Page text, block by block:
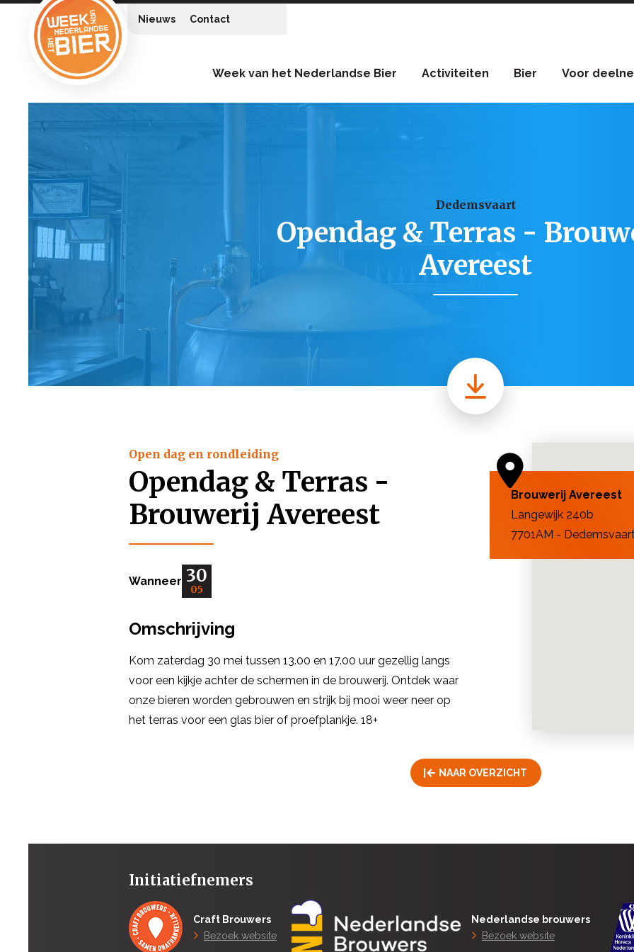
Week van het Nederlandse Bier Activiteiten Bier Voor
Nieuws Contact
Dedemsvaart
Opendag & Terras -
Avereest
Open dag en rondleiding
Opendag & Terras -
Brouwerij Avereest
Wanneer 30
05
Omschrijving
Kom zaterdag 30 mei tussen 13.00 en 17.00 uur gezellig langs
voor een kijkje achter de schermen in de brouwerij. Ontdek waar
onze bieren worden gebrouwen en strijk bij mooi weer neer op
het terras voor een glas bier of proefplankje. 18+
Brouwerij Avereest
Langewijk 240b
7701AM -
NAAR OVERZICHT
Initiatiefnemers
Craft Brouwers
Bezoek website
Nederlandse brouwers
Bezoek website